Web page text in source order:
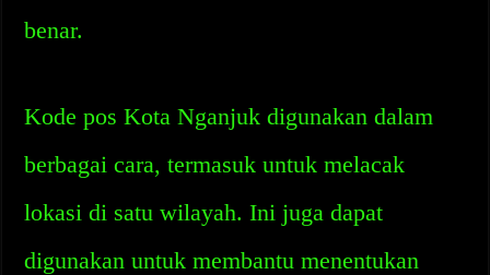
benar.
Kode pos Kota Nganjuk digunakan dalam
berbagai cara, termasuk untuk melacak
lokasi di satu wilayah. Ini juga dapat
digunakan untuk membantu menentukan